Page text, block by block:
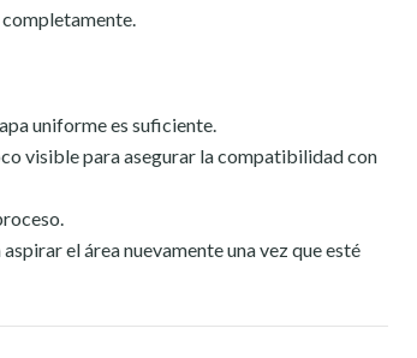
completamente.
uniforme es suficiente.
visible para asegurar la compatibilidad con
el área nuevamente una vez que esté